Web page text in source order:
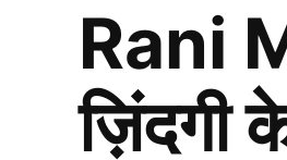
जाता है. दीपिका ने
(2007) से की थी. इसके
एक्सप्रेस’, ‘पद्मावत’,
फिल्मों में ‘कॉकटेल’,
Rani
ज़िंदगी